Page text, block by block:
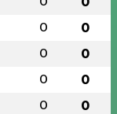
0 0
0 0
0 0
0 0